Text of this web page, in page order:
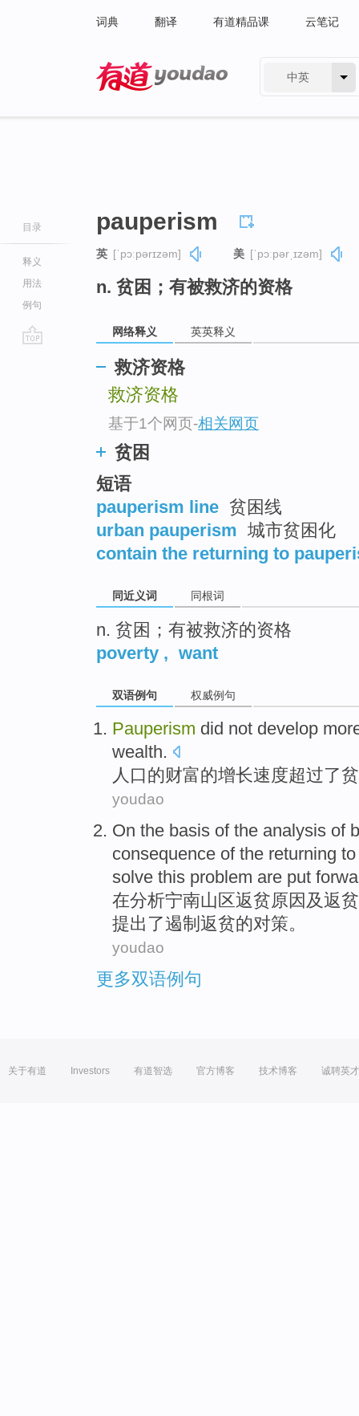
词典 翻译 有道精品课 云笔记
中英
目录
释义
用法
例句
pauperism
英 [ˈpɔːpərɪzəm] 美 [ˈpɔːpərˌɪzəm]
n. 贫困；有被救济的资格
网络释义 英英释义
救济资格
救济资格
基于1个网页-相关网页
贫困
短语
pauperism line 贫困线
urban pauperism 城市贫困化
contain the returning to
同近义词 同根词
n. 贫困；有被救济的资格
poverty , want
双语例句 权威例句
Pauperism did not develop
wealth.
人口 的财富的增长速度超过了
youdao
On the basis of the analysis of
consequence of the returning
solve this problem are put
在分析宁南山区返贫原因 及返
提出了遏制 返贫的对策。
youdao
更多双语例句
关于有道 Investors 有道智选 官方博客 技术博客 诚聘英才